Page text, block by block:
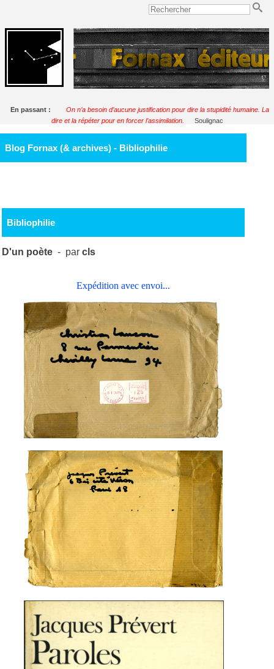
En passant :
On n’a besoin d’aucune justification pour dire la stupidité humaine. La
dire et la répéter pour en forcer l’assimilation.
Soulignac
Blog Fornax (& archives) - Bibliophilie
Bibliophilie
D'un poète - parcls
Expédition avec envoi...